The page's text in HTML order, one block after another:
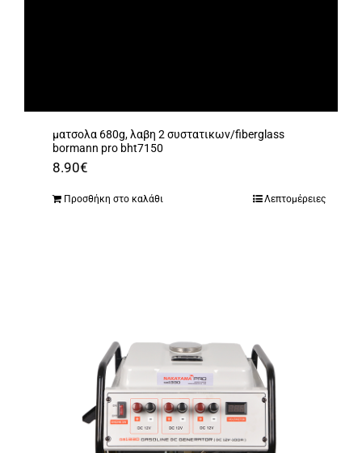
ματσολα 680g, λαβη 2 συστατικων/fiberglass
bormann pro bht7150
8.90€
Προσθήκη στο καλάθι Λεπτομέρειες